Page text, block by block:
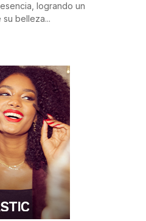
logrando un
belleza...